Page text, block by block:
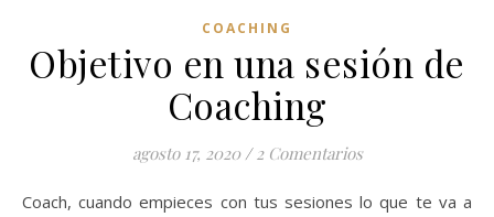
COACHING
Objetivo en una sesión de
Coaching
agosto 17, 2020 / 2 Comentarios
Coach, cuando empieces con tus sesiones lo que te va a